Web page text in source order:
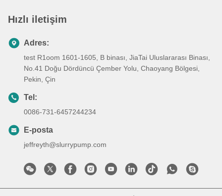
Hızlı iletişim
Adres:
test R1oom 1601-1605, B binası, JiaTai Uluslararası Binası,
No.41 Doğu Dördüncü Çember Yolu, Chaoyang Bölgesi,
Pekin, Çin
Tel:
0086-731-6457244234
E-posta
jeffreyth@slurrypump.com